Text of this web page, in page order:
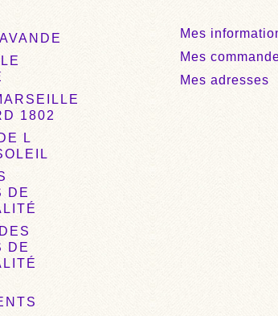
1802
L
DE
DE
Mes
Mes
Mes adresses